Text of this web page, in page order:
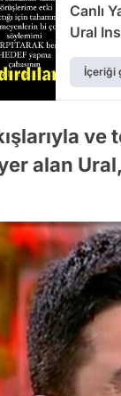
Canlı
Ural
İçeriği
ve
alan